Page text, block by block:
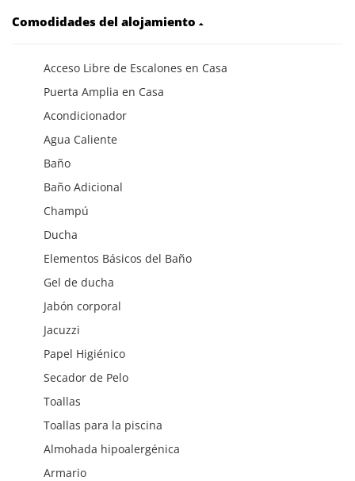
Comodidades del alojamiento
Acceso Libre de Escalones en Casa
Puerta Amplia en Casa
Acondicionador
Agua Caliente
Baño
Baño Adicional
Champú
Ducha
Elementos Básicos del Baño
Gel de ducha
Jabón corporal
Jacuzzi
Papel Higiénico
Secador de Pelo
Toallas
Toallas para la piscina
Almohada hipoalergénica
Armario